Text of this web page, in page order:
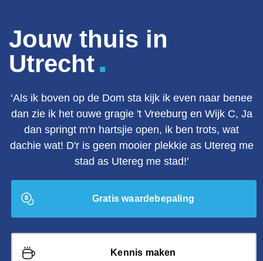
Jouw thuis in
Utrecht.
‘Als ik boven op de Dom sta kijk ik even naar benee
dan zie ik het ouwe gragie 't Vreeburg en Wijk C, Ja
dan springt m'n hartsjie open, ik ben trots, wat
dachie wat! D'r is geen mooier plekkie as Utereg me
stad as Utereg me stad!’
Gratis waardebepaling
Kennis maken